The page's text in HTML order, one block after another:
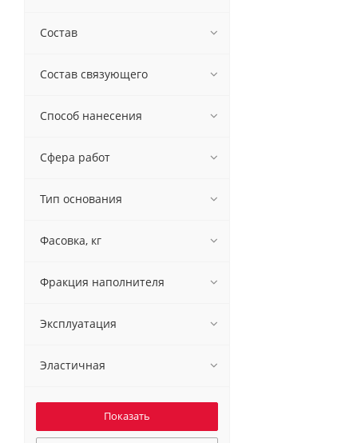
Состав
Состав связующего
Способ нанесения
Сфера работ
Тип основания
Фасовка, кг
Фракция наполнителя
Эксплуатация
Эластичная